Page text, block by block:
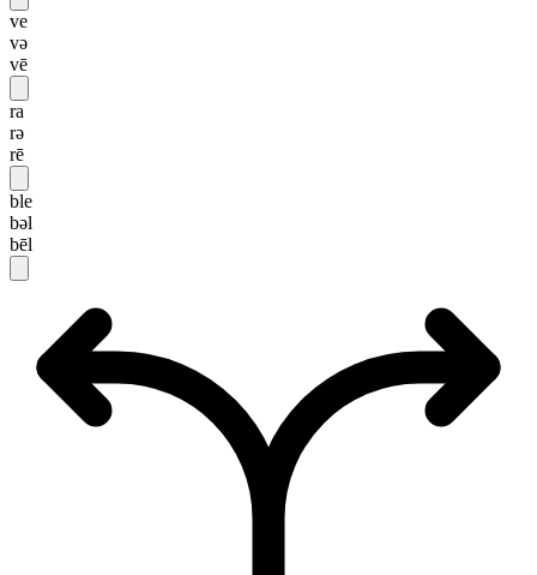
ve
və
vē
ra
rə
rē
ble
bəl
bēl